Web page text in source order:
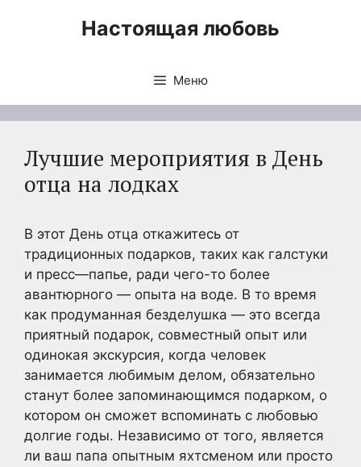
Настоящая любовь
Меню
Лучшие мероприятия в День
отца на лодках
В этот День отца откажитесь от
традиционных подарков, таких как галстуки
и пресс—папье, ради чего-то более
авантюрного — опыта на воде. В то время
как продуманная безделушка — это всегда
приятный подарок, совместный опыт или
одинокая экскурсия, когда человек
занимается любимым делом, обязательно
станут более запоминающимся подарком, о
котором он сможет вспоминать с любовью
долгие годы. Независимо от того, является
ли ваш папа опытным яхтсменом или просто